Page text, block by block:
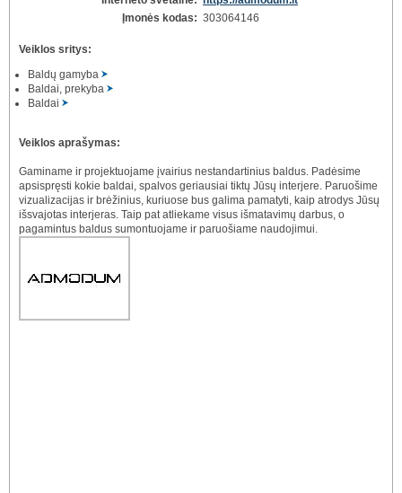
Įmonės kodas: 303064146
Veiklos sritys:
Baldų gamyba
Baldai, prekyba
Baldai
Veiklos aprašymas:
Gaminame ir projektuojame įvairius nestandartinius baldus. Padėsime
apsispręsti kokie baldai, spalvos geriausiai tiktų Jūsų interjere. Paruošime
vizualizacijas ir brėžinius, kuriuose bus galima pamatyti, kaip atrodys Jūsų
išsvajotas interjeras. Taip pat atliekame visus išmatavimų darbus, o
pagamintus baldus sumontuojame ir paruošiame naudojimui.